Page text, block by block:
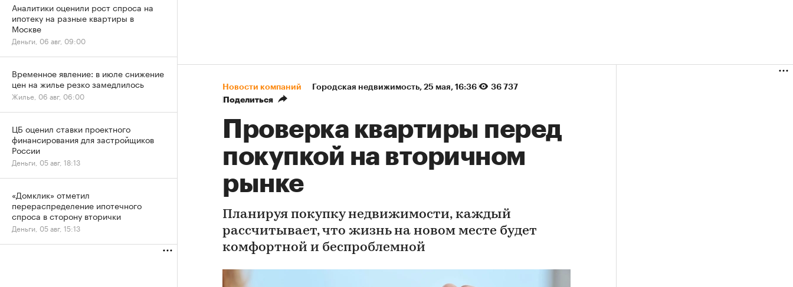
Новости компаний Городская недвижимость⁠, 25 мая, 16:36
36 737
Поделиться
Проверка квартиры перед
покупкой на вторичном
рынке
Планируя покупку недвижимости, каждый
рассчитывает, что жизнь на новом месте будет
комфортной и беспроблемной
Аналитики оценили рост спроса на
ипотеку на разные квартиры в
Москве
Деньги, 06 авг, 09:00
Временное явление: в июле снижение
цен на жилье резко замедлилось
Жилье, 06 авг, 06:00
ЦБ оценил ставки проектного
финансирования для застройщиков
России
Деньги, 05 авг, 18:13
«Домклик» отметил
перераспределение ипотечного
спроса в сторону вторички
Деньги, 05 авг, 15:13